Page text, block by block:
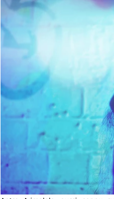
Antsa Arimalala, aussi connu
management musical avant
ordinateur, tâté FL Studio, et ma
En 2018, alors bassiste
participe avec eux à un
Américains The Contortionist. Ce